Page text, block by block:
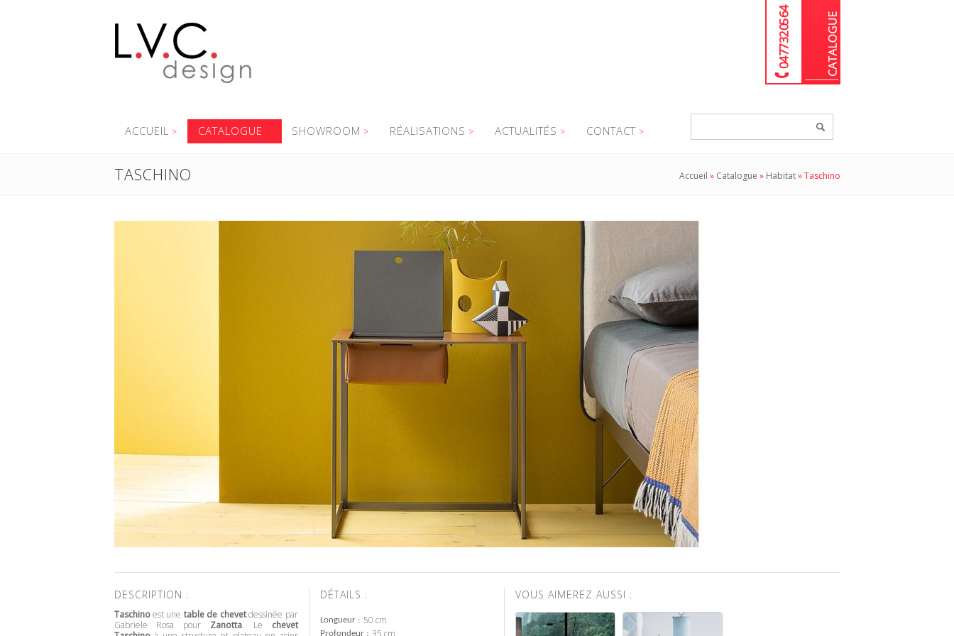
04 77 32 05 64
ACCUEIL CATALOGUE SHOWROOM RÉALISATIONS ACTUALITÉS CONTACT
TASCHINO Accueil » Catalogue » Habitat»Taschino
DESCRIPTION :
Taschinoest une table de chevetdessinée par
Gabriele Rosa pour Zanotta. Le chevet
DÉTAILS :
Longueur 50 cm
Profondeur
VOUS AIMEREZ AUSSI :